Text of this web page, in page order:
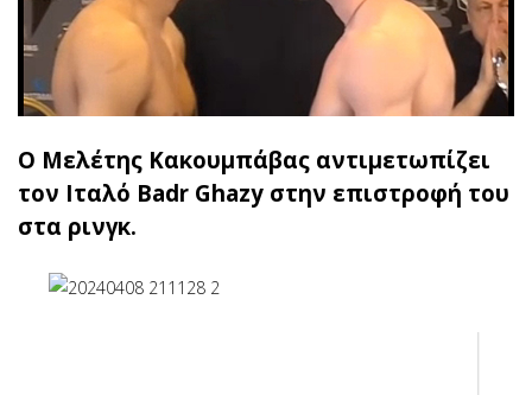
Ο Μελέτης Κακουμπάβας αντιμετωπίζει
τον Ιταλό Badr Ghazy στην επιστροφή του
στα ρινγκ.